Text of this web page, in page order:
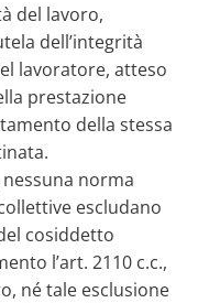
del lavoro,
dell’integrità
lavoratore, atteso
prestazione
della stessa
norma
escludano
cosiddetto
l’art. 2110 c.c.,
né tale esclusione